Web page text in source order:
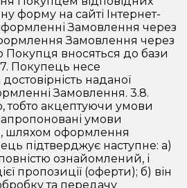
форму на сайті Інтернет-
Замовлення через
Замовлення через
Покупця вносяться до бази
Покупець несе
наданої
Замовлення. 3.8.
тобто акцептуючи умови
умови
шляхом оформлення
підтверджує наступне: а)
ознайомлений, і
пропозиції (оферти); б) він
та передачу